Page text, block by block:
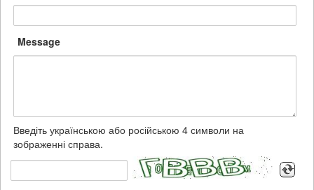
Message
Введіть українською або російською 4 символи на
зображенні справа.